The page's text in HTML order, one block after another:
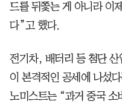
드를 뒤쫓는 게 아니라 이
다”고 했다.
전기차, 배터리 등 첨단 산
이 본격적인 공세에 나섰
노미스트는 “과거 중국 소